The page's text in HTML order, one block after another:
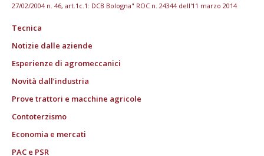
27/02/2004 n. 46, art.1c.1: DCB Bologna" ROC n. 24344 dell'11 marzo 2014
Tecnica
Notizie dalle aziende
Esperienze di agromeccanici
Novità dall’industria
Prove trattori e macchine agricole
Contoterzismo
Economia e mercati
PAC e PSR